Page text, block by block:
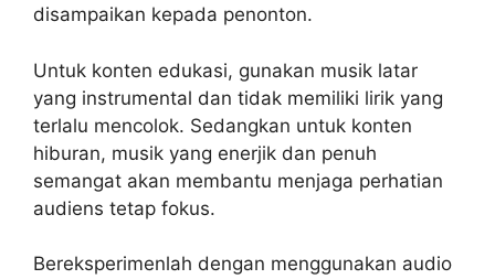
disampaikan kepada penonton.
Untuk konten edukasi, gunakan musik latar
yang instrumental dan tidak memiliki lirik yang
terlalu mencolok. Sedangkan untuk konten
hiburan, musik yang enerjik dan penuh
semangat akan membantu menjaga perhatian
audiens tetap fokus.
Bereksperimenlah dengan menggunakan audio